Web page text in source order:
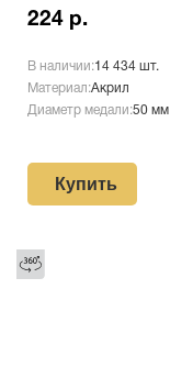
224 р.
В наличии:14 434 шт.
Материал:Акрил
Диаметр медали:50 мм
Купить